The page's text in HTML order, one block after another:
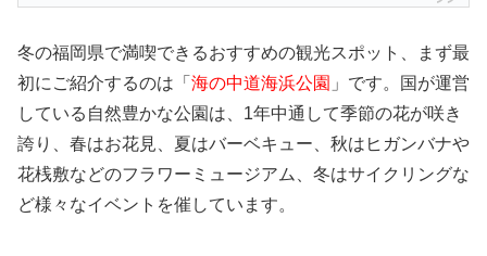
冬の福岡県で満喫できるおすすめの観光スポット、まず最
初にご紹介するのは「 海の中道海浜公園 」です。国が運営
している自然豊かな公園は、1年中通して季節の花が咲き
誇り、春はお花見、夏はバーベキュー、秋はヒガンバナや
花桟敷などのフラワーミュージアム、冬はサイクリングな
ど様々なイベントを催しています。